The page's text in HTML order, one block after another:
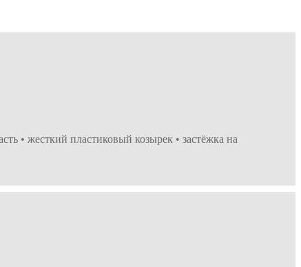
• жесткий пластиковый козырек • застёжка на